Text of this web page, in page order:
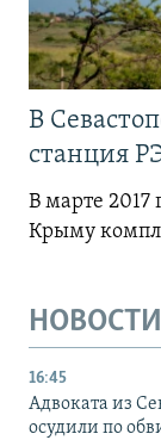
В
станция
В марте 2017
Крыму
НОВОСТИ
16:45
Адвоката из
осудили по